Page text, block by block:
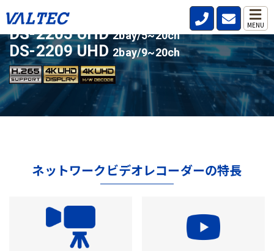
MENU
ライセンスアップ対応の人気モデル
DS-2205 UHD2bay/5~20ch
DS-2209 UHD 2bay/9~20ch
ネットワークビデオレコーダーの特長